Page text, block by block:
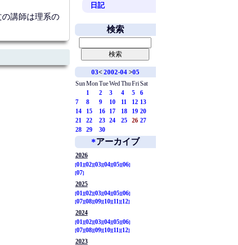
日記
講師は理系の
検索
03< 2002-04>05
SunMonTueWed ThuFriSat
1
2 3 4 5
6
7
8 9 10 11 12 13
14
15 16 17 18 19 20
21
22 23 24 25 26 27
28
29 30
*アーカイブ
2026
01
02 03 04 05 06
07
2025
01
02 03 04 05 06
07 08 09 10 11
12
2024
01
02 03 04 05 06
07 08 09 10 11
12
2023